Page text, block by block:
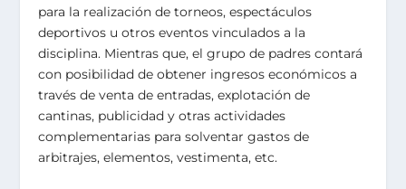
para la realización de torneos, espectáculos
deportivos u otros eventos vinculados a la
disciplina. Mientras que, el grupo de padres contará
con posibilidad de obtener ingresos económicos a
través de venta de entradas, explotación de
cantinas, publicidad y otras actividades
complementarias para solventar gastos de
arbitrajes, elementos, vestimenta, etc.